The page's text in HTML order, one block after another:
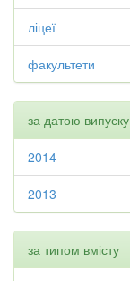
ліцеї
факультети
за датою випуску
2014
2013
за типом вмісту